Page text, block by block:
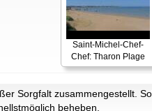
Saint-Michel-Chef-
Chef: Tharon Plage
Sorgfalt zusammengestellt.
beheben.